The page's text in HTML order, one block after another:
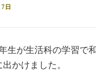
日
生が生活科の学習で
出かけました。